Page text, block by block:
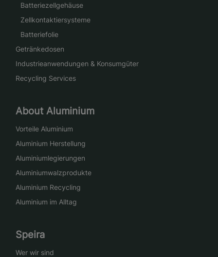
Batteriezellgehäuse
Zellkontaktiersysteme
Batteriefolie
Getränkedosen
Industrieanwendungen & Konsumgüter
Recycling Services
About Aluminium
Vorteile Aluminium
Aluminium Herstellung
Aluminiumlegierungen
Aluminiumwalzprodukte
Aluminium Recycling
Aluminium im Alltag
Speira
Wer wir sind